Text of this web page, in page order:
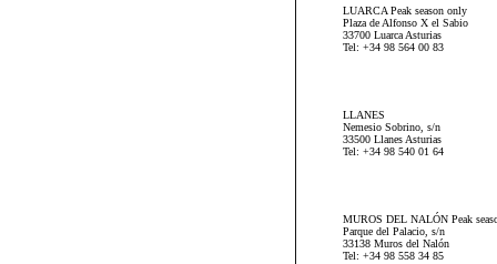
LUARCA Peak season only
Plaza de Alfonso X el Sabio
33700 Luarca Asturias
Tel: +34 98 564 00 83
LLANES
Nemesio Sobrino, s/n
33500 Llanes Asturias
Tel: +34 98 540 01 64
MUROS DEL NALÓN Peak
Parque del Palacio, s/n
33138 Muros del Nalón
Tel: +34 98 558 34 85